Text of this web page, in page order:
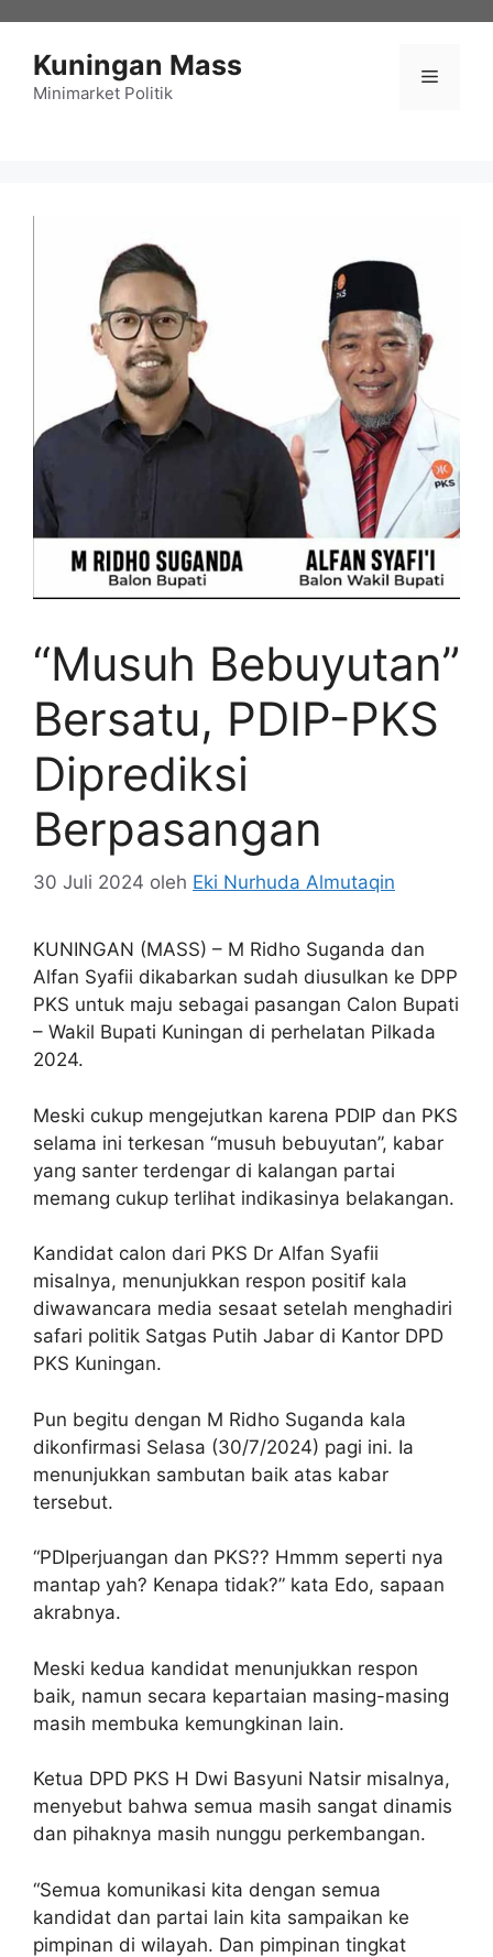
Kuningan Mass
Minimarket Politik
Menu
“Musuh Bebuyutan”
Bersatu, PDIP-PKS
Diprediksi
Berpasangan
30 Juli 2024 oleh Eki Nurhuda Almutaqin
KUNINGAN (MASS) – M Ridho Suganda dan
Alfan Syafii dikabarkan sudah diusulkan ke DPP
PKS untuk maju sebagai pasangan Calon Bupati
– Wakil Bupati Kuningan di perhelatan Pilkada
2024.
Meski cukup mengejutkan karena PDIP dan PKS
selama ini terkesan “musuh bebuyutan”, kabar
yang santer terdengar di kalangan partai
memang cukup terlihat indikasinya belakangan.
Kandidat calon dari PKS Dr Alfan Syafii
misalnya, menunjukkan respon positif kala
diwawancara media sesaat setelah menghadiri
safari politik Satgas Putih Jabar di Kantor DPD
PKS Kuningan.
Pun begitu dengan M Ridho Suganda kala
dikonfirmasi Selasa (30/7/2024) pagi ini. Ia
menunjukkan sambutan baik atas kabar
tersebut.
“PDIperjuangan dan PKS?? Hmmm seperti nya
mantap yah? Kenapa tidak?” kata Edo, sapaan
akrabnya.
Meski kedua kandidat menunjukkan respon
baik, namun secara kepartaian masing-masing
masih membuka kemungkinan lain.
Ketua DPD PKS H Dwi Basyuni Natsir misalnya,
menyebut bahwa semua masih sangat dinamis
dan pihaknya masih nunggu perkembangan.
“Semua komunikasi kita dengan semua
kandidat dan partai lain kita sampaikan ke
pimpinan di wilayah. Dan pimpinan tingkat